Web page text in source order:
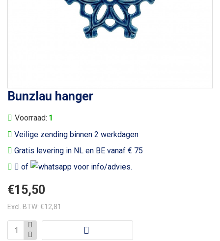
Bunzlau hanger
Veilige zending binnen 2 werkdagen
Gratis levering in NL en BE vanaf € 75
of
voor info/advies.
Voorraad: 1
€15,50
Excl. BTW: €12,81